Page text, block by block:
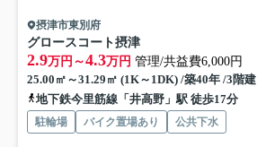
摂津市東別府
グロースコート摂津
2.9万円～4.3万円 管理/共益費6,000円
25.00㎡～31.29㎡ (1K～1DK) /築40年 /3階建
地下鉄今里筋線「井高野」駅 徒歩17分
駐輪場 バイク置場あり 公共下水